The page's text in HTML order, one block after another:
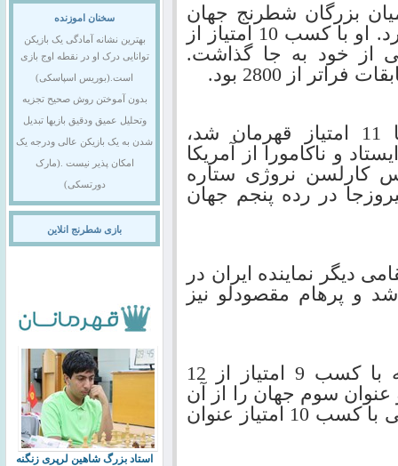
بزرگان شطرنج جهان
عنوان ارزشمند ششمی را بدست آورد. او با کسب 10 امتیاز از
از خود به جا گذاشت.
از 2800 بود.
در بخش آزاد دوبوف از روسیه با 11 امتیاز قهرمان شد،
و ناکامورا از آمریکا
کارلسن نروژی ستاره
در رده پنجم جهان
دیگر نماینده ایران در
به کسب 8 امتیاز شد و پرهام مقصودلو نیز
در بخش بانوان سارا خادم الشریعه با کسب 9 امتیاز از 12
سوم جهان را از آن
خود کرد. در این بخش جو ونجون چینی با کسب 10 امتیاز عنوان
سخنان اموزنده
بهترین نشانه آمادگی یک بازیکن
توانایی درک او در نقطه اوج بازی
است.(بوریس اسپاسکی)
بدون آموختن روش صحیح تجزیه
وتحلیل عمیق ودقیق بازیها تبدیل
شدن به یک بازیکن عالی ودرجه یک
امکان پذیر نیست .(مارک
دورتسکی)
بازی شطرنج انلاین
استاد بزرگ شاهین لرپری زنگنه